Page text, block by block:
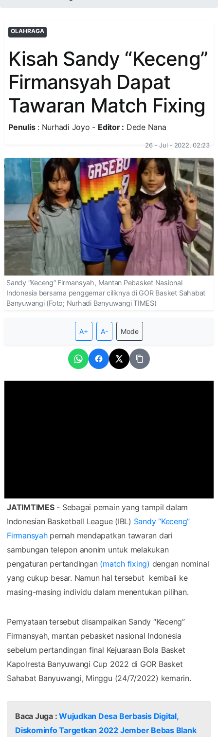
OLAHRAGA
Kisah Sandy “Keceng”
Firmansyah Dapat
Tawaran Match Fixing
Penulis: Nurhadi Joyo - Editor : Dede Nana
26 - Jul - 2022, 02:23
Sandy “Keceng” Firmansyah, Mantan Pebasket Nasional
Indonesia bersama penggemar ciliknya di GOR Basket Sahabat
Banyuwangi (Foto; Nurhadi Banyuwangi TIMES)
A+ A- Mode
JATIMTIMES- Sebagai pemain yang tampil dalam
Indonesian Basketball League (IBL) Sandy “Keceng”
Firmansyahpernah mendapatkan tawaran dari
sambungan telepon anonim untuk melakukan
pengaturan pertandingan (match fixing) dengan nominal
yang cukup besar. Namun hal tersebut kembali ke
masing-masing individu dalam menentukan pilihan.
Pernyataan tersebut disampaikan Sandy “Keceng”
Firmansyah, mantan pebasket nasional Indonesia
sebelum pertandingan final Kejuaraan Bola Basket
Kapolresta Banyuwangi Cup 2022 di GOR Basket
Sahabat Banyuwangi, Minggu (24/7/2022) kemarin.
Baca Juga :Wujudkan Desa Berbasis Digital,
Diskominfo Targetkan 2022 Jember Bebas Blank